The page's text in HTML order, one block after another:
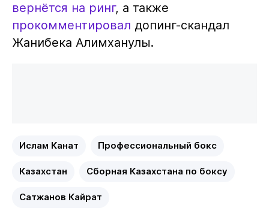
вернётся на ринг, а также
прокомментировал допинг-скандал
Жанибека Алимханулы.
Ислам Канат Профессиональный бокс
Казахстан Сборная Казахстана по боксу
Сатжанов Кайрат